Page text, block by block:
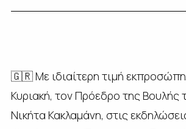
🇬🇷 Με ιδιαίτερη τιμή
Κυριακή, τον Πρόεδρο της Βουλής
Νικήτα Κακλαμάνη, στις